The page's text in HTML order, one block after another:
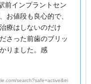
前インプラントセン
お値段も良心的で、
療はしないのだけ
さった前歯のブリッ
りました。感
search?safe=active&ei